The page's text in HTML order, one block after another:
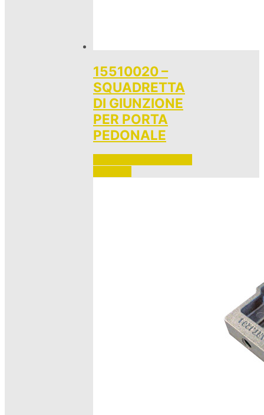
15510020 –
SQUADRETTA
DI GIUNZIONE
PER PORTA
PEDONALE